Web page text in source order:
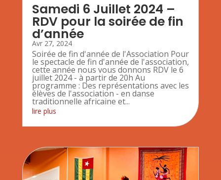
Samedi 6 Juillet 2024 –
RDV pour la soirée de fin
d’année
Avr 27, 2024
Soirée de fin d'année de l'Association Pour
le spectacle de fin d'année de l'association,
cette année nous vous donnons RDV le 6
juillet 2024 - à partir de 20h Au
programme : Des représentations avec les
élèves de l'association - en danse
traditionnelle africaine et...
lire plus